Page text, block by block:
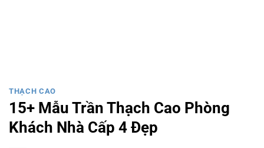
THẠCH CAO
15+ Mẫu Trần Thạch Cao Phòng
Khách Nhà Cấp 4 Đẹp